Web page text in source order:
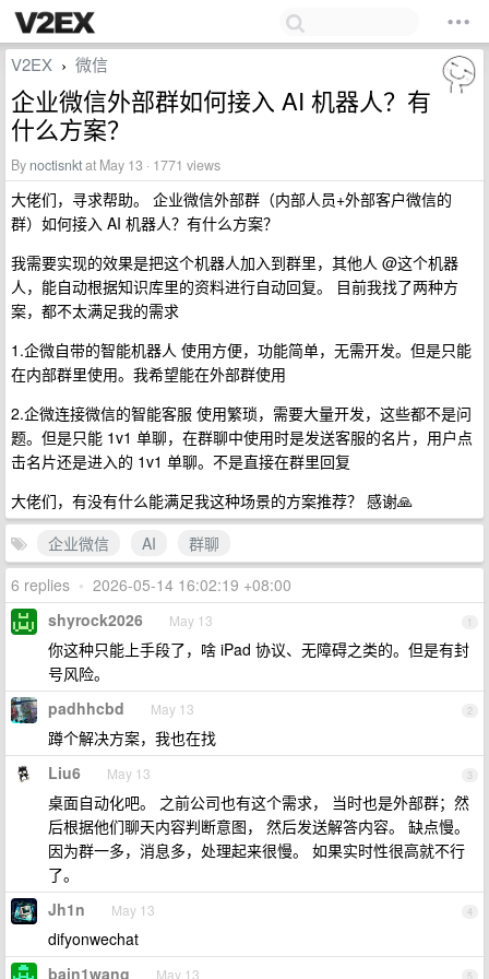
V2EX › 微信
企业微信外部群如何接入 AI 机器人？有
什么方案？
By noctisnktat May 13 · 1771 views
大佬们，寻求帮助。 企业微信外部群（内部人员+外部客户微信的
群）如何接入 AI 机器人？有什么方案？
我需要实现的效果是把这个机器人加入到群里，其他人 @这个机器
人，能自动根据知识库里的资料进行自动回复。 目前我找了两种方
案，都不太满足我的需求
1.企微自带的智能机器人 使用方便，功能简单，无需开发。但是只能
在内部群里使用。我希望能在外部群使用
2.企微连接微信的智能客服 使用繁琐，需要大量开发，这些都不是问
题。但是只能 1v1 单聊，在群聊中使用时是发送客服的名片，用户点
击名片还是进入的 1v1 单聊。不是直接在群里回复
大佬们，有没有什么能满足我这种场景的方案推荐？ 感谢🙏
企业微信
AI
群聊
6 replies • 2026-05-14 16:02:19 +08:00
1
shyrock2026 May 13
你这种只能上手段了，啥 iPad 协议、无障碍之类的。但是有封
号风险。
2
padhhcbd May 13
蹲个解决方案，我也在找
3
Liu6 May 13
桌面自动化吧。 之前公司也有这个需求， 当时也是外部群；然
后根据他们聊天内容判断意图， 然后发送解答内容。 缺点慢。
因为群一多，消息多，处理起来很慢。 如果实时性很高就不行
了。
4
Jh1n May 13
difyonwechat
bain1wang May 13